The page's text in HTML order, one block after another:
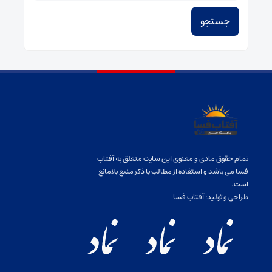
تمام حقوق مادی و معنوی این سایت متعلق به آفتاب
فسا می باشد و استفاده از مطالب با ذکر منبع بلامانع
است.
طراحی و تولید:آفتاب فسا